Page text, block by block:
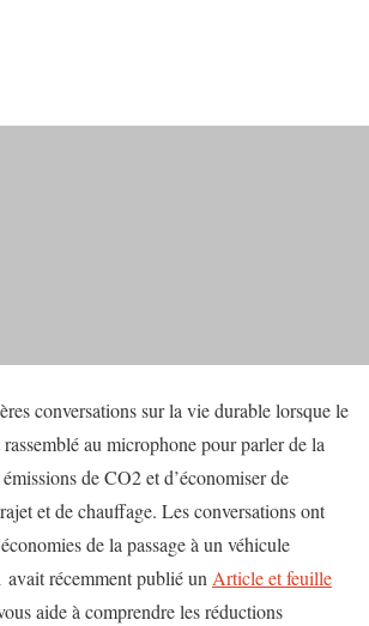
conversations sur la vie durable lorsque le
rassemblé au microphone pour parler de la
de CO2 et d’économiser de
et de chauffage. Les conversations ont
de la passage à un véhicule
récemment publié un Article et feuille
aide à comprendre les réductions